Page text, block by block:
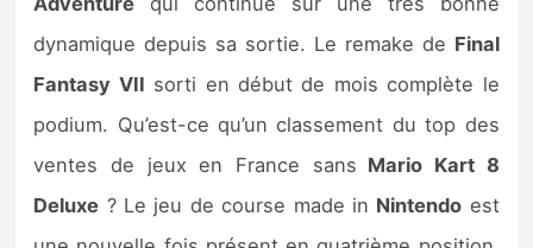
dynamique depuis sa sortie. Le remake de Final
Fantasy VII sorti en début de mois complète le
podium. Qu’est-ce qu’un classement du top des
ventes de jeux en France sans Mario Kart 8
Deluxe ? Le jeu de course made in Nintendo est